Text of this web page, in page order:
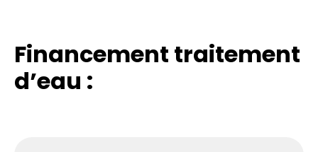
Financement traitement
d’eau :